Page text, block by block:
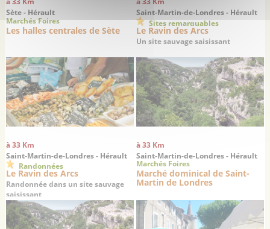
Sète - Hérault
Marchés Foires
Les halles centrales de Sète
Saint-Martin-de-Londres - Hérault
Sites remarquables
Le Ravin des Arcs
Un site sauvage saisissant
à 33 Km
Saint-Martin-de-Londres - Hérault
Randonnées
Le Ravin des Arcs
Randonnée dans un site sauvage
saisissant
à 33 Km
Saint-Martin-de-Londres - Hérault
Marchés Foires
Marché dominical de Saint-
Martin de Londres